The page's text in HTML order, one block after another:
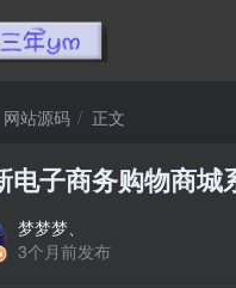
网站源码 正文
电子商务购物商城
梦梦梦、
3个月前发布